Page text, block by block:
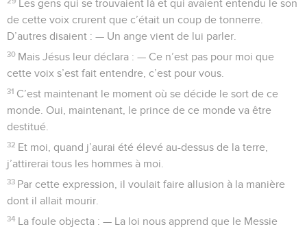
Les gens qui se trouvaient là et qui avaient entendu le son
de cette voix crurent que c’était un coup de tonnerre.
D’autres disaient : — Un ange vient de lui parler.
30 Mais Jésus leur déclara : — Ce n’est pas pour moi que
cette voix s’est fait entendre, c’est pour vous.
31 C’est maintenant le moment où se décide le sort de ce
monde. Oui, maintenant, le prince de ce monde va être
destitué.
32 Et moi, quand j’aurai été élevé au-dessus de la terre,
j’attirerai tous les hommes à moi.
33 Par cette expression, il voulait faire allusion à la manière
dont il allait mourir.
34 La foule objecta : — La loi nous apprend que le Messie